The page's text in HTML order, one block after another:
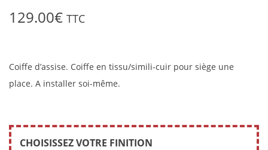
129.00€ TTC
Coiffe d’assise. Coiffe en tissu/simili-cuir pour siège une
place. A installer soi-même.
CHOISISSEZ VOTRE FINITION